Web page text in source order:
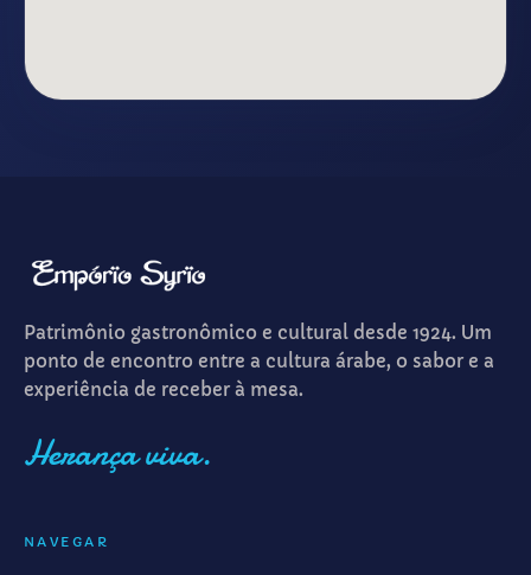
Patrimônio gastronômico e cultural desde 1924. Um
ponto de encontro entre a cultura árabe, o sabor e a
experiência de receber à mesa.
Herança viva.
NAVEGAR